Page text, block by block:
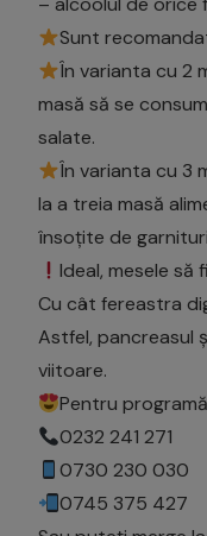
Sunt
În varianta cu 2
masă să se
salate.
În varianta cu 3
la a treia masă
însoțite de
Ideal, mesele să
Cu cât fereastra
Astfel, pancreasul
viitoare.
Pentru
0232 241 271
0730 230 030
0745 375 427